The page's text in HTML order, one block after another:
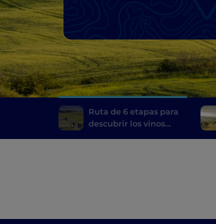
Chianti
Ruta de 6 etapas para
descubrir los vinos